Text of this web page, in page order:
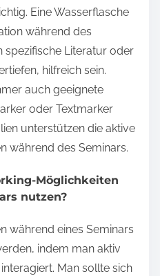
Eine Wasserflasche
während des
spezifische Literatur oder
hilfreich sein.
auch geeignete
oder Textmarker
unterstützen die aktive
während des Seminars.
Möglichkeiten
nutzen?
während eines Seminars
indem man aktiv
Man sollte sich